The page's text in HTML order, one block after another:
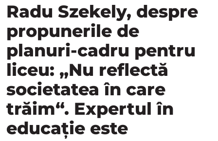
Radu Szekely, despre
propunerile de
planuri-cadru pentru
liceu: „Nu reflectă
societatea în care
trăim“. Expertul în
educație este